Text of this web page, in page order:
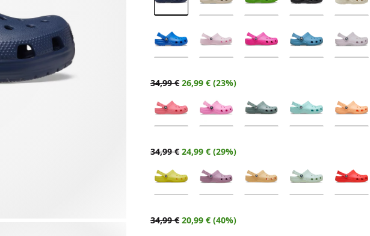
34,99 € 26,99 € (23%)
34,99 € 24,99 € (29%)
34,99 € 20,99 € (40%)